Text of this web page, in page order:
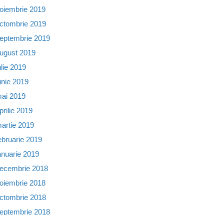
2019
2019
2019
2019
2019
2019
2019
2019
2019
2019
2019
2018
2018
2018
2018